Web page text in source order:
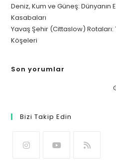
Deniz, Kum ve Güneş: Dünyanın
Kasabaları
Yavaş Şehir (Cittaslow) Rotaları:
Köşeleri
Son yorumlar
Bizi Takip Edin